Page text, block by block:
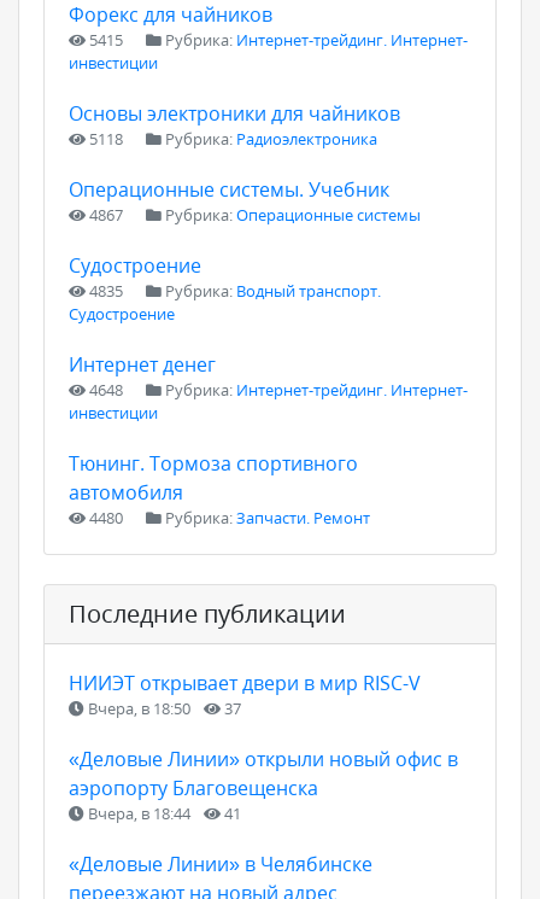
Форекс для чайников
5415 Рубрика: Интернет-трейдинг. Интернет-
инвестиции
Основы электроники для чайников
5118 Рубрика: Радиоэлектроника
Операционные системы. Учебник
4867 Рубрика:Операционные системы
Судостроение
4835 Рубрика: Водный транспорт.
Судостроение
Интернет денег
4648 Рубрика: Интернет-трейдинг. Интернет-
инвестиции
Тюнинг. Тормоза спортивного
автомобиля
4480 Рубрика:Запчасти. Ремонт
Последние публикации
НИИЭТ открывает двери в мир RISC-V
Вчера, в 18:50 37
«Деловые Линии» открыли новый офис в
аэропорту Благовещенска
Вчера, в 18:44 41
«Деловые Линии» в Челябинске
переезжают на новый адрес